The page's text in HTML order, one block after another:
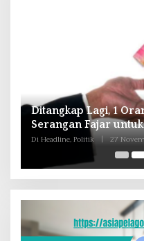
Andra Soni : Perbaiki
Tingkatkan SDM
Di Headline, Nasional, Politik |